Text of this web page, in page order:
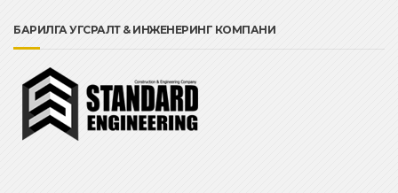
БАРИЛГА УГСРАЛТ & ИНЖЕНЕРИНГ КОМПАНИ